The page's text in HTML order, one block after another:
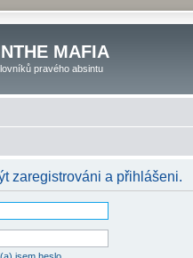
MAFIA
pravého absintu
zaregistrováni a přihlášeni.
jsem heslo